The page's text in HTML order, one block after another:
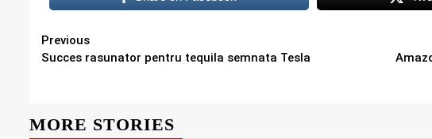
Continue
Reading
Previous
Succes rasunator pentru tequila semnata Tesla
MORE STORIES